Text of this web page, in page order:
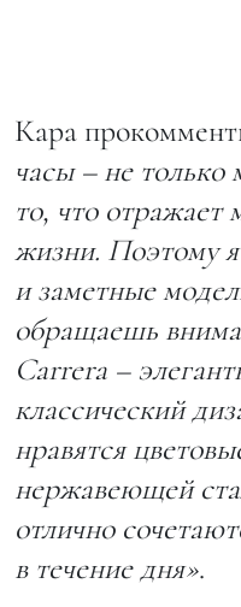
Кара
часы – не только
то, что отражает
жизни. Поэтому
и заметные
обращаешь
Carrera –
классический
нравятся
нержавеющей
отлично
в течение дня».